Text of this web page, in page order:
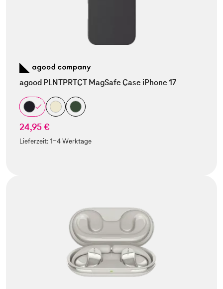
agood PLNTPRTCT MagSafe Case iPhone 17
24,95 €
Lieferzeit:1-4 Werktage